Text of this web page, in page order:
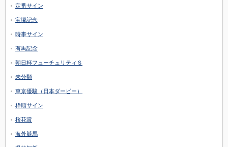
定番サイン
宝塚記念
時事サイン
有馬記念
朝日杯フューチュリティＳ
未分類
東京優駿（日本ダービー）
枠順サイン
桜花賞
海外競馬